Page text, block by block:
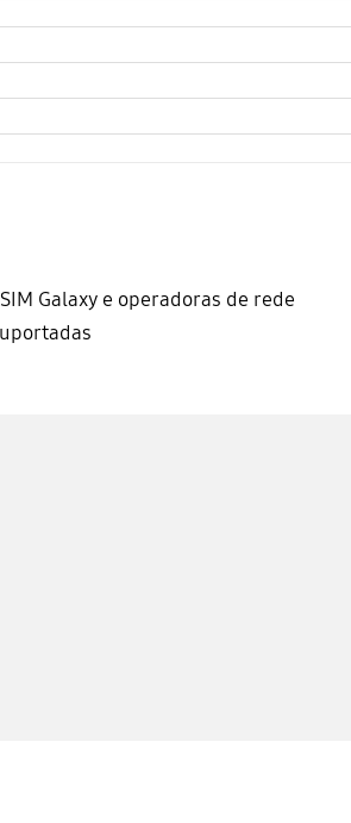
Galaxy e operadoras de rede